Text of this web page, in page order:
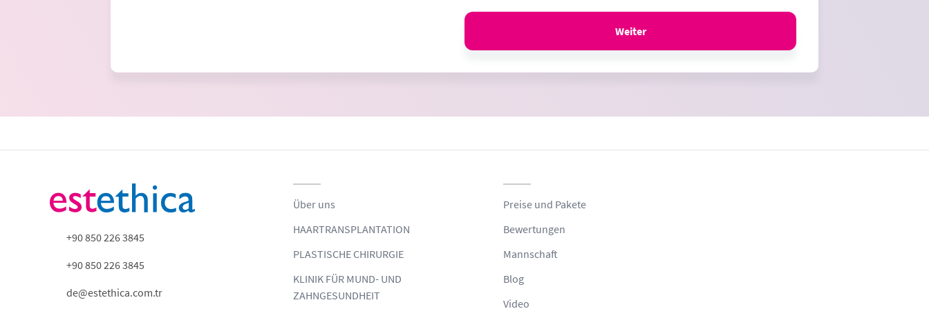
Weiter
+90 850 226 3845
+90 850 226 3845
de@estethica.com.tr
Über uns
HAARTRANSPLANTATION
PLASTISCHE CHIRURGIE
KLINIK FÜR MUND- UND
ZAHNGESUNDHEIT
Preise und Pakete
Bewertungen
Mannschaft
Blog
Video